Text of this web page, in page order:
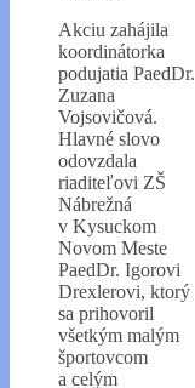
Akciu zahájila
koordinátorka
podujatia PaedDr.
Zuzana
Vojsovičová.
Hlavné slovo
odovzdala
riaditeľovi ZŠ
Nábrežná
v Kysuckom
Novom Meste
PaedDr. Igorovi
Drexlerovi, ktorý
sa prihovoril
všetkým malým
športovcom
a celým